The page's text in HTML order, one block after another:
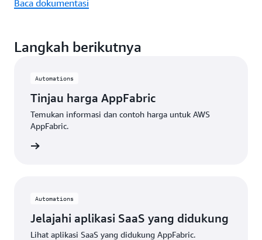
Baca dokumentasi
Langkah berikutnya
Automations
Tinjau harga AppFabric
Temukan informasi dan contoh harga untuk AWS
AppFabric.
Automations
Jelajahi aplikasi SaaS yang didukung
Lihat aplikasi SaaS yang didukung AppFabric.